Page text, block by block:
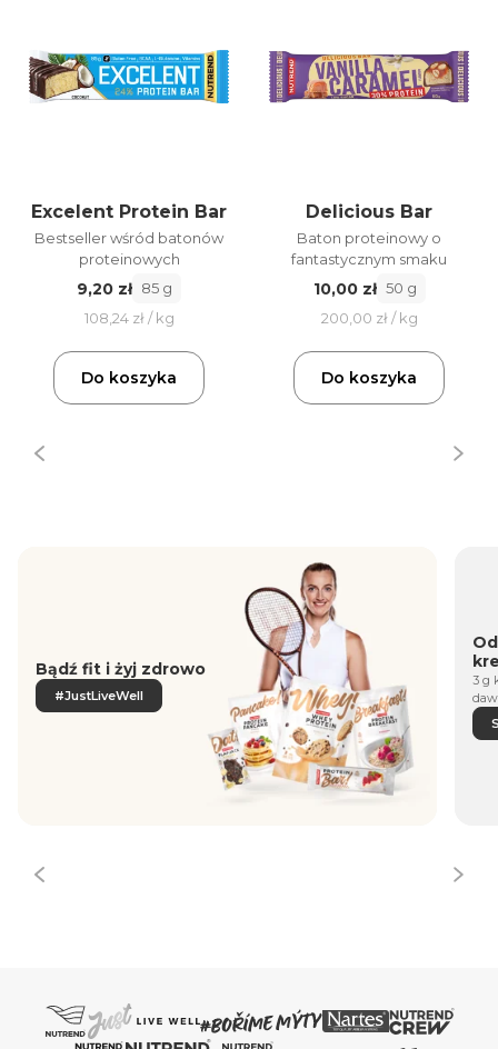
Excelent Protein Bar
Bestseller wśród batonów
proteinowych
9,20 zł 85 g
108,24 zł / kg
Do koszyka
Delicious Bar
Baton proteinowy o
fantastycznym smaku
10,00 zł 50 g
200,00 zł / kg
Do koszyka
Bądź fit i żyj zdrowo
#JustLiveWell
3 g